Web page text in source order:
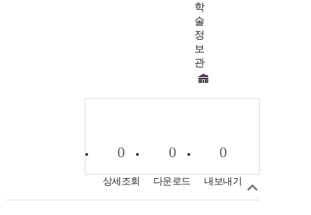
학
술
정
보
관
0
상세조회
0
다운로드
0
내보내기